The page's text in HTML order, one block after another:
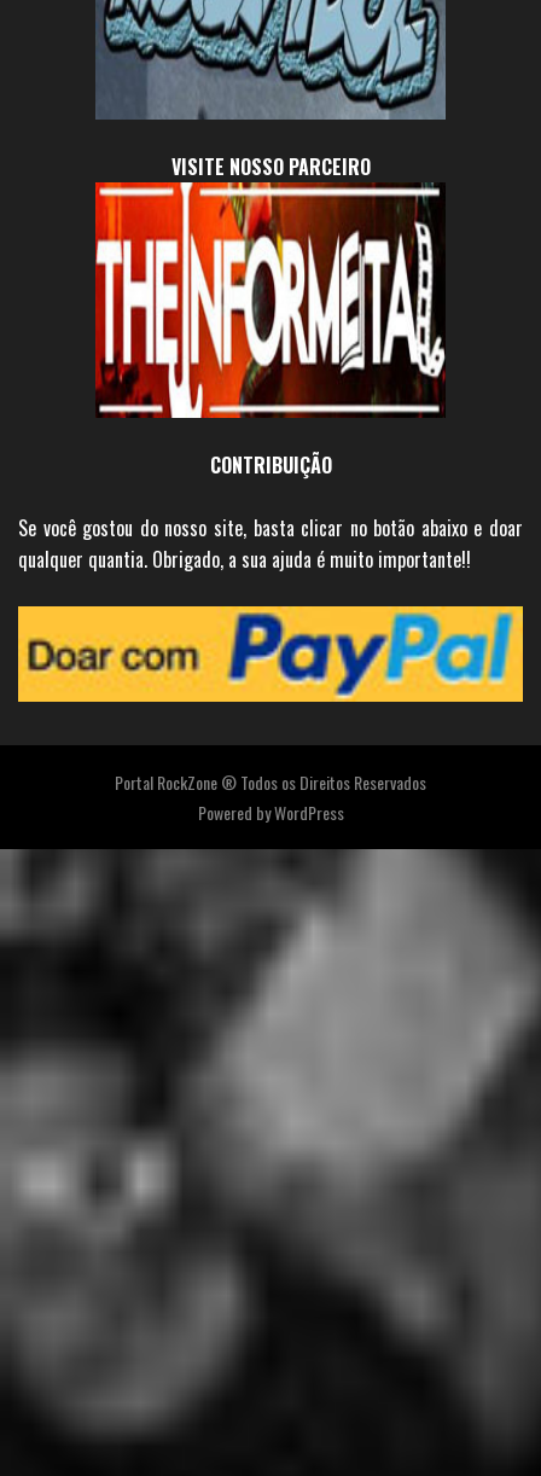
VISITE NOSSO PARCEIRO
CONTRIBUIÇÃO
Se você gostou do nosso site, basta clicar no botão abaixo e doar
qualquer quantia. Obrigado, a sua ajuda é muito importante!!
Portal RockZone ® Todos os Direitos Reservados
Powered byWordPress